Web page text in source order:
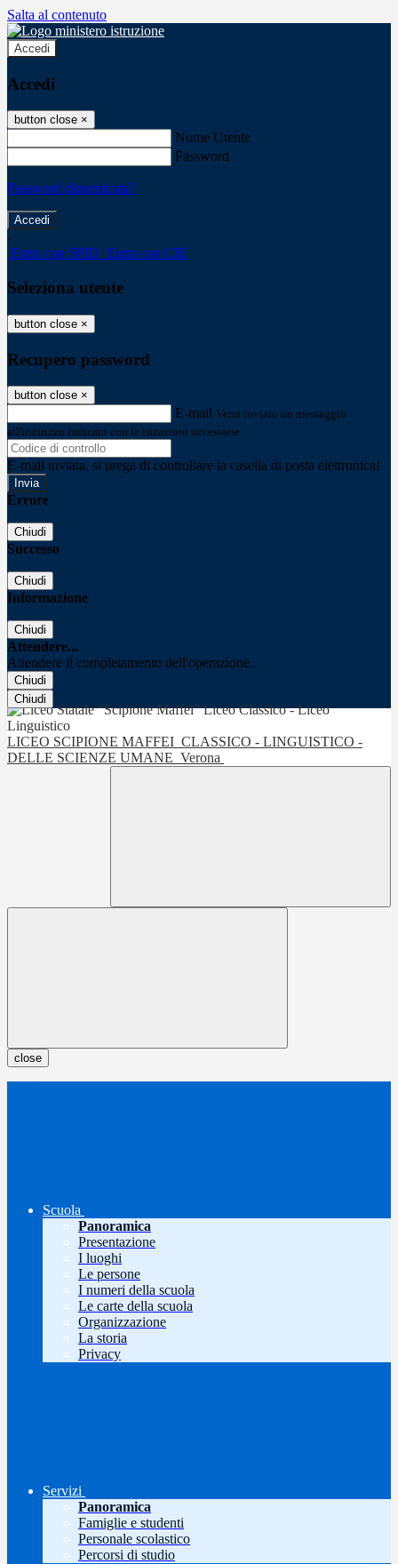
Salta al contenuto
Accedi
Accedi
button close ×
Nome Utente
Password
Password dimenticata?
-
Entra con SPID Entra con CIE
Seleziona utente
button close ×
Recupero password
button close ×
E-mail Verrà inviato un messaggio
all'indirizzo indicato con le istruzioni necessarie.
E-mail inviata, si prega di controllare la casella di posta elettronica!
Errore
Chiudi
Successo
Chiudi
Informazione
Chiudi
Attendere...
Attendere il completamento dell'operazione...
Chiudi
Chiudi
LICEO SCIPIONE MAFFEI CLASSICO - LINGUISTICO -
DELLE SCIENZE UMANE Verona
close
Scuola
Panoramica
Presentazione
I luoghi
Le persone
I numeri della scuola
Le carte della scuola
Organizzazione
La storia
Privacy
Servizi
Panoramica
Famiglie e studenti
Personale scolastico
Percorsi di studio